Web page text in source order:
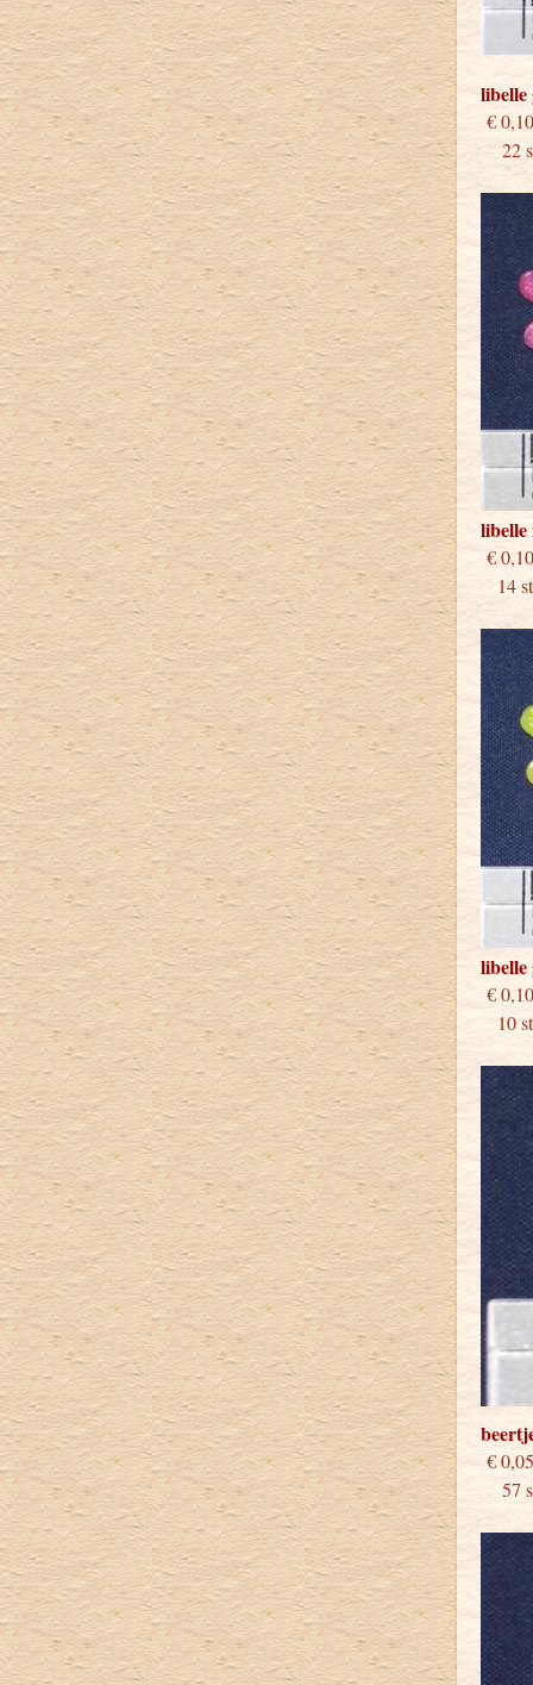
libelle
22
libelle
14
libelle
10
57